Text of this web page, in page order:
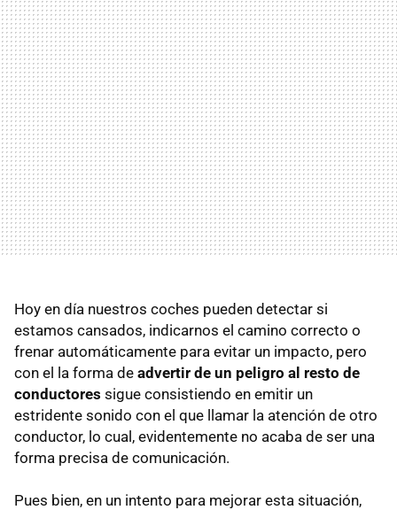
Hoy en día nuestros coches pueden detectar si
estamos cansados, indicarnos el camino correcto o
frenar automáticamente para evitar un impacto, pero
con el la forma de advertir de un peligro al resto de
conductores sigue consistiendo en emitir un
estridente sonido con el que llamar la atención de otro
conductor, lo cual, evidentemente no acaba de ser una
forma precisa de comunicación.
Pues bien, en un intento para mejorar esta situación,